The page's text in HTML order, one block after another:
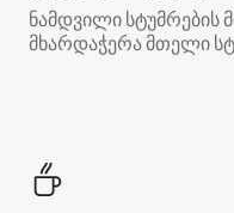
ნამდვილი სტუმრების
მხარდაჭერა მთელი